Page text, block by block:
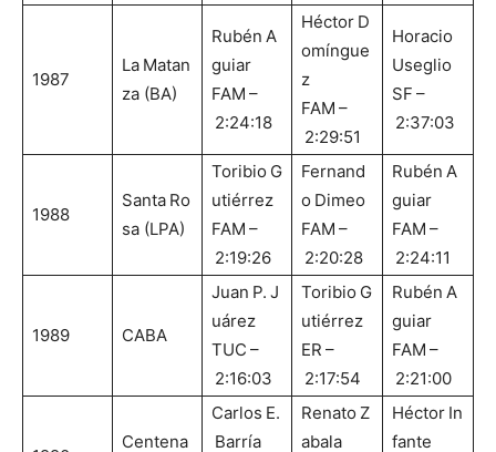
1987
La Matan
za (BA)
Rubén A
guiar
FAM –
2:24:18
Héctor D
omíngue
z
FAM –
2:29:51
Horacio
Useglio
SF –
2:37:03
1988
Santa Ro
sa (LPA)
Toribio G
utiérrez
FAM –
2:19:26
Fernand
o Dimeo
FAM –
2:20:28
Rubén A
guiar
FAM –
2:24:11
1989 CABA
Juan P. J
uárez
TUC –
2:16:03
Toribio G
utiérrez
ER –
2:17:54
Rubén A
guiar
FAM –
2:21:00
Centena
Carlos E.
Barría
Renato Z
abala
Héctor In
fante